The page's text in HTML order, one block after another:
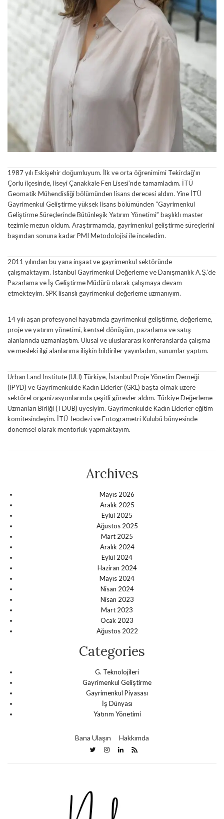
1987 yılı Eskişehir doğumluyum. İlk ve orta öğrenimimi Tekirdağ’ın
Çorlu ilçesinde, liseyi Çanakkale Fen Lisesi’nde tamamladım. İTÜ
Geomatik Mühendisliği bölümünden lisans derecesi aldım. Yine İTÜ
Gayrimenkul Geliştirme yüksek lisans bölümünden “Gayrimenkul
Geliştirme Süreçlerinde Bütünleşik Yatırım Yönetimi” başlıklı master
tezimle mezun oldum. Araştırmamda, gayrimenkul geliştirme süreçlerini
başından sonuna kadar PMI Metodolojisi ile inceledim.
2011 yılından bu yana inşaat ve gayrimenkul sektöründe
çalışmaktayım. İstanbul Gayrimenkul Değerleme ve Danışmanlık A.Ş.’de
Pazarlama ve İş Geliştirme Müdürü olarak çalışmaya devam
etmekteyim. SPK lisanslı gayrimenkul değerleme uzmanıyım.
14 yılı aşan profesyonel hayatımda gayrimenkul geliştirme, değerleme,
proje ve yatırım yönetimi, kentsel dönüşüm, pazarlama ve satış
alanlarında uzmanlaştım. Ulusal ve uluslararası konferanslarda çalışma
ve mesleki ilgi alanlarıma ilişkin bildiriler yayınladım, sunumlar yaptım.
Urban Land Institute (ULI) Türkiye, İstanbul Proje Yönetim Derneği
(İPYD) ve Gayrimenkulde Kadın Liderler (GKL) başta olmak üzere
sektörel organizasyonlarında çeşitli görevler aldım. Türkiye Değerleme
Uzmanları Birliği (TDUB) üyesiyim. Gayrimenkulde Kadın Liderler eğitim
komitesindeyim. İTÜ Jeodezi ve Fotogrametri Kulubü bünyesinde
dönemsel olarak mentorluk yapmaktayım.
Archives
Mayıs 2026
Aralık 2025
Eylül 2025
Ağustos 2025
Mart 2025
Aralık 2024
Eylül 2024
Haziran 2024
Mayıs 2024
Nisan 2024
Nisan 2023
Mart 2023
Ocak 2023
Ağustos 2022
Categories
G. Teknolojileri
Gayrimenkul Geliştirme
Gayrimenkul Piyasası
İş Dünyası
Yatırım Yönetimi
Bana Ulaşın Hakkımda